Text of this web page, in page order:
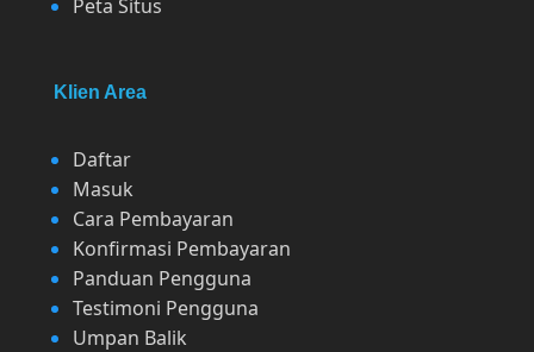
Peta Situs
Klien Area
Daftar
Masuk
Cara Pembayaran
Konfirmasi Pembayaran
Panduan Pengguna
Testimoni Pengguna
Umpan Balik